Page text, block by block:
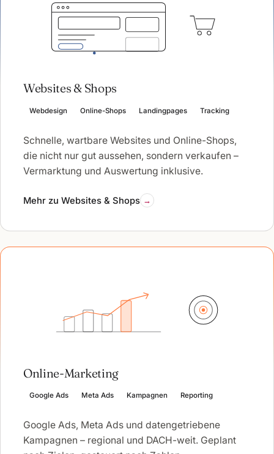
Websites & Shops
Webdesign Online-Shops Landingpages Tracking
Schnelle, wartbare Websites und Online-Shops,
die nicht nur gut aussehen, sondern verkaufen –
Vermarktung und Auswertung inklusive.
Mehr zu Websites & Shops
Online-Marketing
Google Ads Meta Ads Kampagnen Reporting
Google Ads, Meta Ads und datengetriebene
Kampagnen – regional und DACH-weit. Geplant